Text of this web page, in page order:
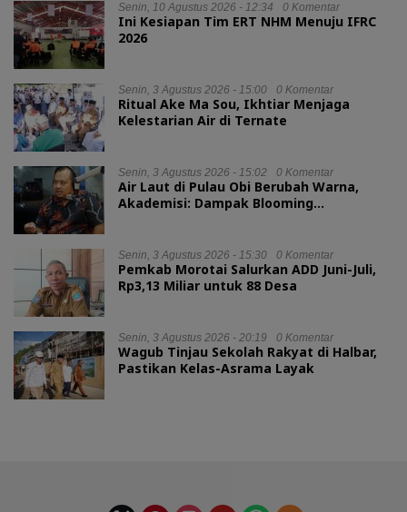
Senin, 10 Agustus 2026 - 12:34 0 Komentar
Ini Kesiapan Tim ERT NHM Menuju IFRC
2026
Senin, 3 Agustus 2026 - 15:00 0 Komentar
Ritual Ake Ma Sou, Ikhtiar Menjaga
Kelestarian Air di Ternate
Senin, 3 Agustus 2026 - 15:02 0 Komentar
Air Laut di Pulau Obi Berubah Warna,
Akademisi: Dampak Blooming
Senin, 3 Agustus 2026 - 15:30 0 Komentar
Pemkab Morotai Salurkan ADD Juni-Juli,
Rp3,13 Miliar untuk 88 Desa
Senin, 3 Agustus 2026 - 20:19 0 Komentar
Wagub Tinjau Sekolah Rakyat di Halbar,
Pastikan Kelas-Asrama Layak